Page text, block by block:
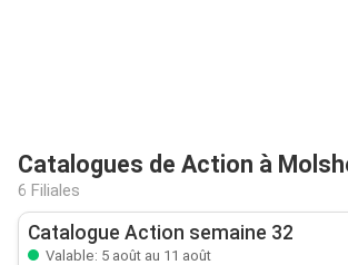
Catalogues de Action à
6 Filiales
Catalogue Action semaine 32
Valable: 5 août au 11 août